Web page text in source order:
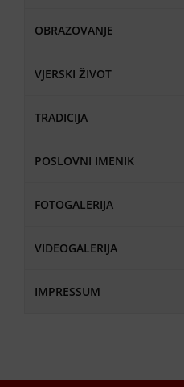
OBRAZOVANJE
VJERSKI ŽIVOT
TRADICIJA
POSLOVNI IMENIK
FOTOGALERIJA
VIDEOGALERIJA
IMPRESSUM